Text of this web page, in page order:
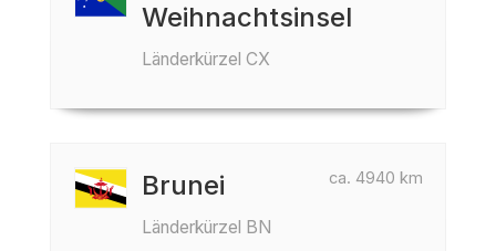
Weihnachtsinsel
Länderkürzel CX
ca. 4940 km
Brunei
Länderkürzel BN